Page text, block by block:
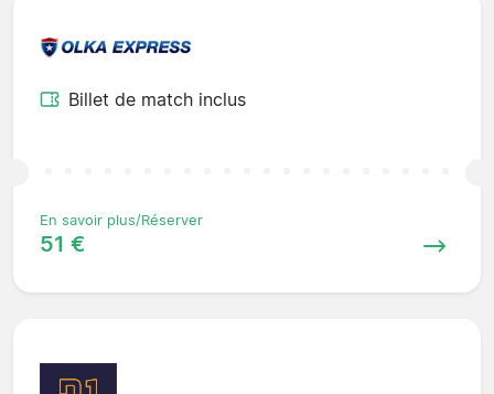
Billet de match inclus
En savoir plus/Réserver
51 €